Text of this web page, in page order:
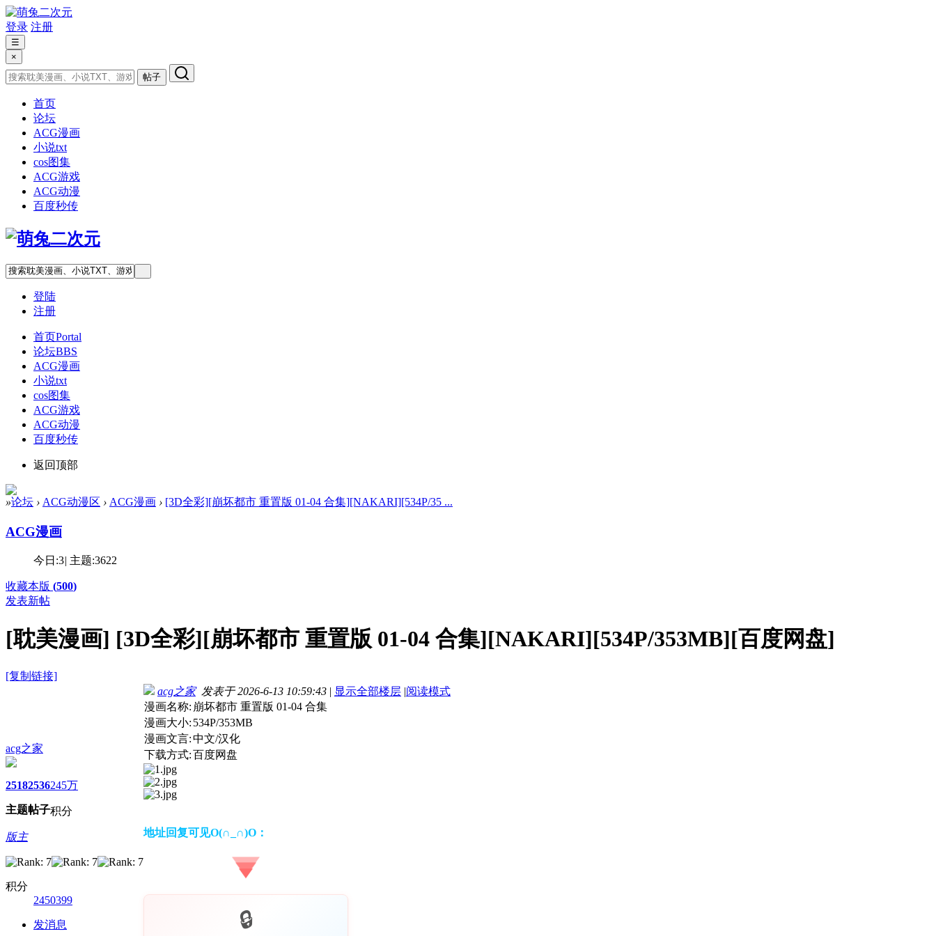
登录 注册
☰
×
帖子
首页
论坛
ACG漫画
小说txt
cos图集
ACG游戏
ACG动漫
百度秒传
登陆
注册
首页Portal
论坛BBS
ACG漫画
小说txt
cos图集
ACG游戏
ACG动漫
百度秒传
返回顶部
»论坛 › ACG动漫区 › ACG漫画 › [3D全彩][崩坏都市 重置版 01-04 合集][NAKARI][534P/35 ...
ACG漫画
今日:3| 主题:3622
收藏本版 (500)
发表新帖
[耽美漫画] [3D全彩][崩坏都市 重置版 01-04 合集][NAKARI][534P/353MB][百度网盘]
[复制链接]
acg之家
2518
主题
2536
帖子
245万
积分
版主
积分
2450399
发消息
acg之家发表于 2026-6-13 10:59:43 | 显示全部楼层 |阅读模式
漫画名称: 崩坏都市 重置版 01-04 合集
漫画大小: 534P/353MB
漫画文言:中文/汉化
下载方式:百度网盘
地址回复可见O(∩_∩)O：